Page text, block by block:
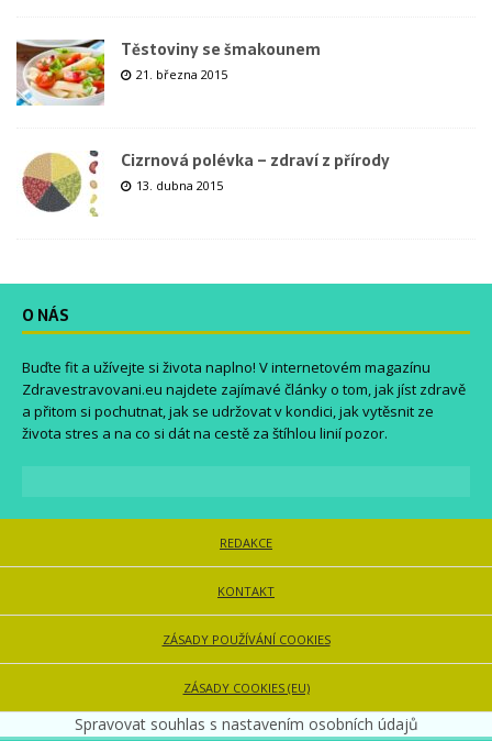
Těstoviny se šmakounem
21. března 2015
Cizrnová polévka – zdraví z přírody
13. dubna 2015
O NÁS
Buďte fit a užívejte si života naplno! V internetovém magazínu
Zdravestravovani.eu najdete zajímavé články o tom, jak jíst zdravě
a přitom si pochutnat, jak se udržovat v kondici, jak vytěsnit ze
života stres a na co si dát na cestě za štíhlou linií pozor.
REDAKCE
KONTAKT
ZÁSADY POUŽÍVÁNÍ COOKIES
ZÁSADY COOKIES (EU)
Spravovat souhlas s nastavením osobních údajů